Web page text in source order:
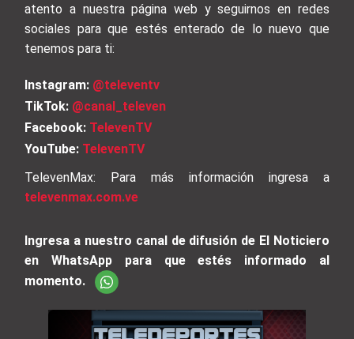
atento a nuestra página web y seguirnos en redes
sociales para que estés enterado de lo nuevo que
tenemos para ti:
Instagram: @televentv
TikTok: @canal_televen
Facebook: TelevenTV
YouTube: TelevenTV
TelevenMax: Para más información ingresa a
televenmax.com.ve
Ingresa a nuestro canal de difusión de El Noticiero
en WhatsApp para que estés informado al
momento.